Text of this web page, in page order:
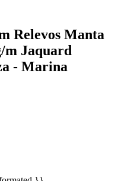
Relevos Manta
m Jaquard
- Marina